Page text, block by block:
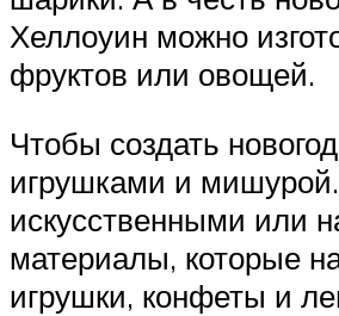
Хеллоуин можно
фруктов или овощей.
Чтобы создать
игрушками и мишурой.
искусственными или
материалы, которые
игрушки, конфеты и